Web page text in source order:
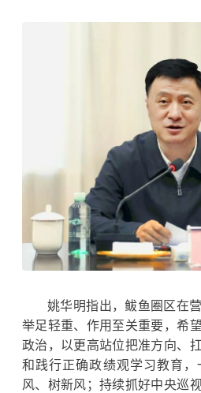
姚华明指出，鲅鱼圈区在
举足轻重、作用至关重要，希
政治，以更高站位把准方向、
和践行正确政绩观学习教育
风、树新风；持续抓好中央巡